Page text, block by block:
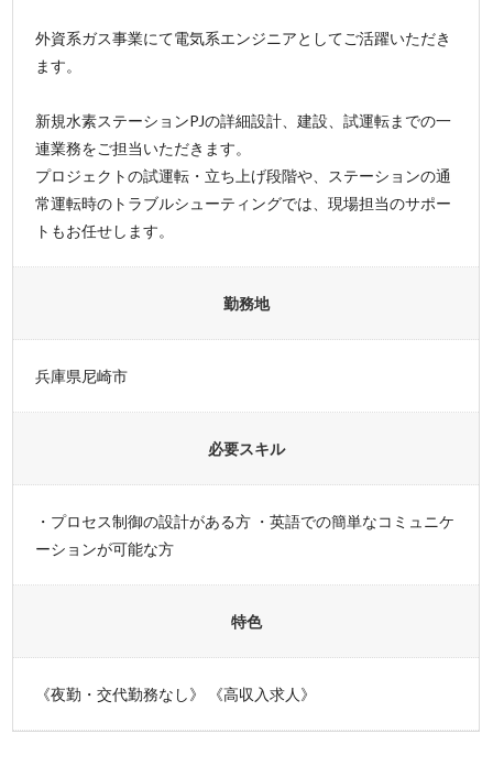
外資系ガス事業にて電気系エンジニアとしてご活躍いただき
ます。
新規水素ステーションPJの詳細設計、建設、試運転までの一
連業務をご担当いただきます。
プロジェクトの試運転・立ち上げ段階や、ステーションの通
常運転時のトラブルシューティングでは、現場担当のサポー
トもお任せします。
勤務地
兵庫県尼崎市
必要スキル
・プロセス制御の設計がある方 ・英語での簡単なコミュニケ
ーションが可能な方
特色
《夜勤・交代勤務なし》 《高収入求人》